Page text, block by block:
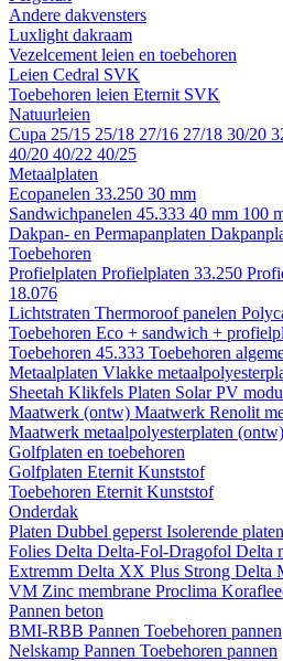
Andere dakvensters
Luxlight dakraam
Vezelcement leien en toebehoren
Leien Cedral SVK
Toebehoren leien Eternit SVK
Natuurleien
Cupa 25/15 25/18 27/16 27/18 30/20
40/20 40/22 40/25
Metaalplaten
Ecopanelen 33.250 30 mm
Sandwichpanelen 45.333 40 mm 100
Dakpan- en Permapanplaten
Toebehoren
Profielplaten Profielplaten 33.250
18.076
Lichtstraten Thermoroof panelen
Toebehoren Eco + sandwich +
Toebehoren 45.333 Toebehoren
Metaalplaten Vlakke
Sheetah Klikfels Platen Solar PV
Maatwerk (ontw) Maatwerk Renolit
Maatwerk metaalpolyesterplaten (ontw)
Golfplaten en toebehoren
Golfplaten Eternit Kunststof
Toebehoren Eternit Kunststof
Onderdak
Platen Dubbel geperst Isolerende platen
Folies Delta Delta-Fol-Dragofol Delta
Extremm Delta XX Plus Strong Delta
VM Zinc membrane Proclima
Pannen beton
BMI-RBB Pannen Toebehoren pannen
Nelskamp Pannen Toebehoren pannen